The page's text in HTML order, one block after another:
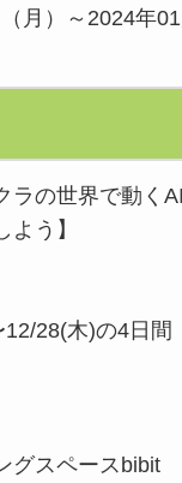
月）～2024年
ラの世界で動く
う】
28(木)の4日間
グスペースbibit